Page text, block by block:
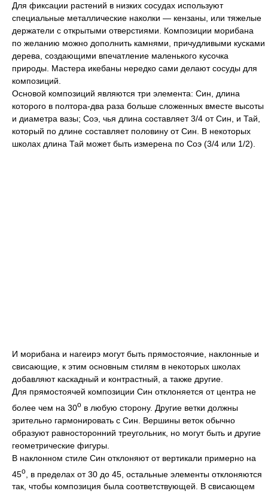
Для фиксации растений в низких сосудах используют
специальные металлические наколки — кензаны, или тяжелые
держатели с открытыми отверстиями. Композиции морибана
по желанию можно дополнить камнями, причудливыми кусками
дерева, создающими впечатление маленького кусочка
природы. Мастера икебаны нередко сами делают сосуды для
композиций.
Основой композиций являются три элемента: Син, длина
которого в полтора-два раза больше сложенных вместе высоты
и диаметра вазы; Соэ, чья длина составляет 3/4 от Син, и Тай,
который по длине составляет половину от Син. В некоторых
школах длина Тай может быть измерена по Соэ (3/4 или 1/2).
И морибана и нагеирэ могут быть прямостоячие, наклонные и
свисающие, к этим основным стилям в некоторых школах
добавляют каскадный и контрастный, а также другие.
Для прямостоячей композиции Син отклоняется от центра не
более чем на 30о в любую сторону. Другие ветки должны
зрительно гармонировать с Син. Вершины веток обычно
образуют равносторонний треугольник, но могут быть и другие
геометрические фигуры.
В наклонном стиле Син отклоняют от вертикали примерно на
45о
, в пределах от 30 до 45, остальные элементы отклоняются
так, чтобы композиция была соответствующей. В свисающем